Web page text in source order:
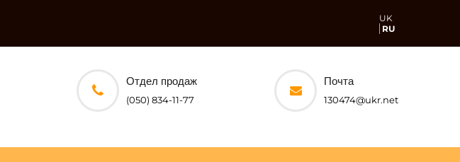
UK
RU
Отдел продаж
(050) 834-11-77
Почта
130474@ukr.net